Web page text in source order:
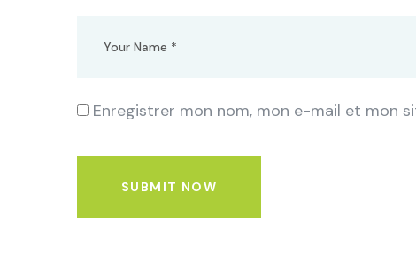
Enregistrer mon nom, mon e-mail et mon
SUBMIT NOW